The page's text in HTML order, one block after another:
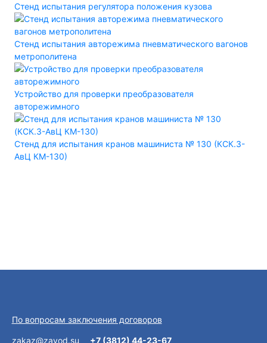
Стенд испытания регулятора положения кузова
Стенд испытания авторежима пневматического вагонов
метрополитена
Устройство для проверки преобразователя
авторежимного
Стенд для испытания кранов машиниста № 130 (КСК.3-
АвЦ КМ-130)
По вопросам заключения договоров
zakaz@zavod.su +7 (3812) 44-23-67